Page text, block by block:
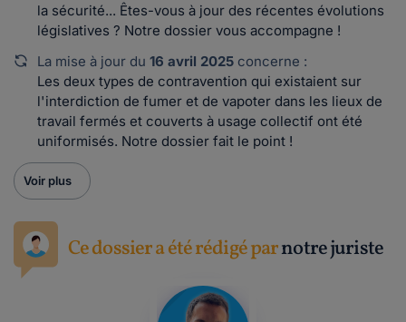
la sécurité... Êtes-vous à jour des récentes évolutions
législatives ? Notre dossier vous accompagne !
La mise à jour du 16 avril 2025 concerne :
Les deux types de contravention qui existaient sur
l'interdiction de fumer et de vapoter dans les lieux de
travail fermés et couverts à usage collectif ont été
uniformisés. Notre dossier fait le point !
Voir plus
Ce dossier a été rédigé parnotre juriste